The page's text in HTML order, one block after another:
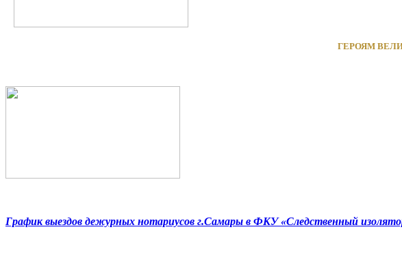
ГЕРОЯМ
График выездов дежурных нотариусов г.Самары в ФКУ «Следственный